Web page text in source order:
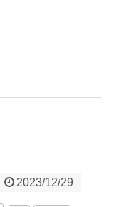
2023/12/29